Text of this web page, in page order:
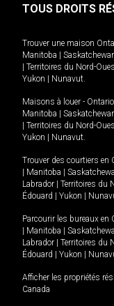
TOUS DROITS
Trouver une maison
Manitoba |
| Territoires du Nord-
Yukon | Nunavut
Maisons à louer - Ontario
Manitoba |
| Territoires du Nord-
Yukon | Nunavut
Trouver des courtiers en
| Manitoba |
Labrador | Territoires du
Édouard | Yukon |
Parcourir les bureaux en
| Manitoba |
Labrador | Territoires du
Édouard | Yukon |
Afficher les propriétés
Canada